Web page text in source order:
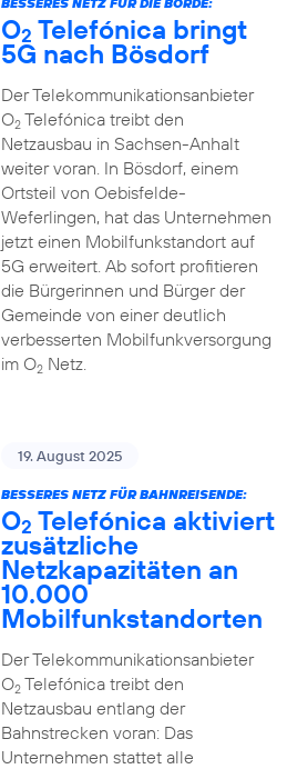
O2 Telefónica bringt
5G nach Bösdorf
Der Telekommunikationsanbieter
O2Telefónica treibt den
Netzausbau in Sachsen-Anhalt
weiter voran. In Bösdorf, einem
Ortsteil von Oebisfelde-
Weferlingen, hat das Unternehmen
jetzt einen Mobilfunkstandort auf
5G erweitert. Ab sofort profitieren
die Bürgerinnen und Bürger der
Gemeinde von einer deutlich
verbesserten Mobilfunkversorgung
im O2Netz.
19. August 2025
BESSERES NETZ FÜR BAHNREISENDE:
O2 Telefónica aktiviert
zusätzliche
Netzkapazitäten an
10.000
Mobilfunkstandorten
Der Telekommunikationsanbieter
O2Telefónica treibt den
Netzausbau entlang der
Bahnstrecken voran: Das
Unternehmen stattet alle